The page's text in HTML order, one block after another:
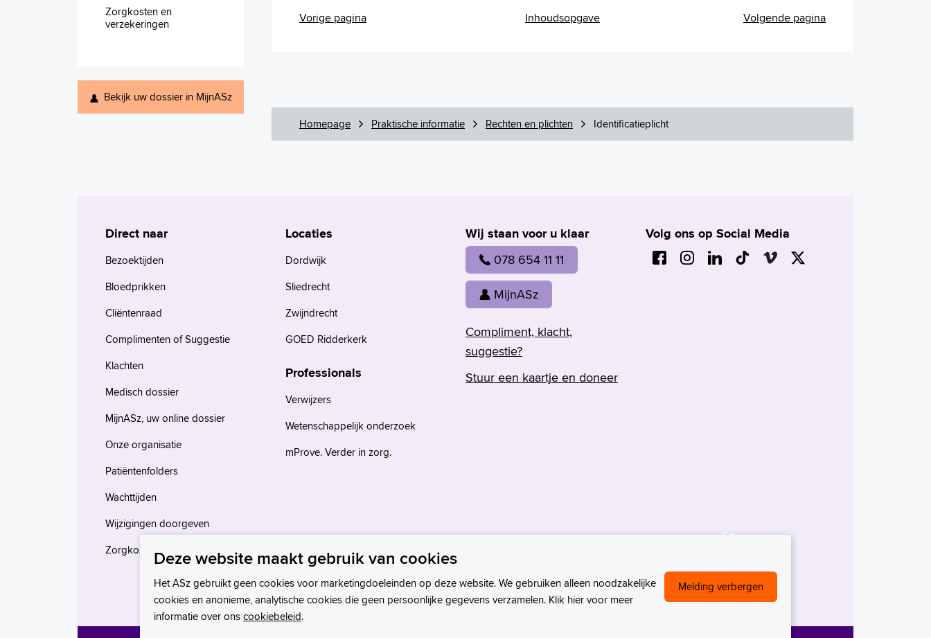
Zorgkosten en
verzekeringen
Bekijk uw dossier in MijnASz
Vorige pagina Inhoudsopgave Volgende pagina
Homepage Praktische informatie Rechten en plichten Identificatieplicht
Wij staan voor u klaar
078 654 11 11
MijnASz
Compliment, klacht,
suggestie?
Stuur een kaartje en doneer
Volg ons op Social Media
Direct naar
Bezoektijden
Bloedprikken
Cliëntenraad
Complimenten of Suggestie
Klachten
Medisch dossier
MijnASz, uw online dossier
Onze organisatie
Patiëntenfolders
Wachttijden
Wijzigingen doorgeven
Zorgkosten en verzekeringen
Locaties
Dordwijk
Sliedrecht
Zwijndrecht
GOED Ridderkerk
Professionals
Verwijzers
Wetenschappelijk onderzoek
mProve. Verder in zorg.
Deze website maakt gebruik van cookies
Het ASz gebruikt geen cookies voor marketingdoeleinden op deze website. We gebruiken alleen noodzakelijke
cookies en anonieme, analytische cookies die geen persoonlijke gegevens verzamelen. Klik hier voor meer
informatie over onscookiebeleid.
Melding verbergen